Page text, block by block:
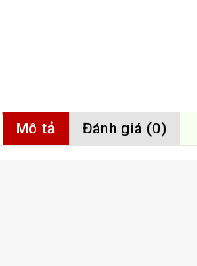
Mô tả Đánh giá (0)